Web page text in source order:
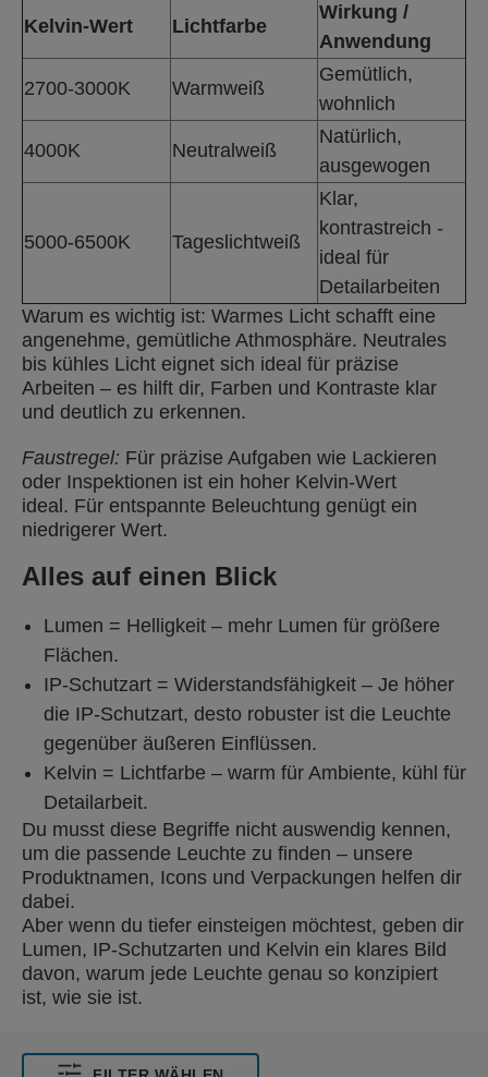
Kelvin-Wert Lichtfarbe
Wirkung /
Anwendung
2700-3000K Warmweiß
Gemütlich,
wohnlich
4000K Neutralweiß
Natürlich,
ausgewogen
5000-6500K Tageslichtweiß
Klar,
kontrastreich -
ideal für
Detailarbeiten
Warum es wichtig ist: Warmes Licht schafft eine
angenehme, gemütliche Athmosphäre. Neutrales
bis kühles Licht eignet sich ideal für präzise
Arbeiten – es hilft dir, Farben und Kontraste klar
und deutlich zu erkennen.
Faustregel: Für präzise Aufgaben wie Lackieren
oder Inspektionen ist ein hoher Kelvin-Wert
ideal. Für entspannte Beleuchtung genügt ein
niedrigerer Wert.
Alles auf einen Blick
Lumen = Helligkeit – mehr Lumen für größere
Flächen.
IP-Schutzart = Widerstandsfähigkeit – Je höher
die IP-Schutzart, desto robuster ist die Leuchte
gegenüber äußeren Einflüssen.
Kelvin = Lichtfarbe – warm für Ambiente, kühl für
Detailarbeit.
Du musst diese Begriffe nicht auswendig kennen,
um die passende Leuchte zu finden – unsere
Produktnamen, Icons und Verpackungen helfen dir
dabei.
Aber wenn du tiefer einsteigen möchtest, geben dir
Lumen, IP-Schutzarten und Kelvin ein klares Bild
davon, warum jede Leuchte genau so konzipiert
ist, wie sie ist.